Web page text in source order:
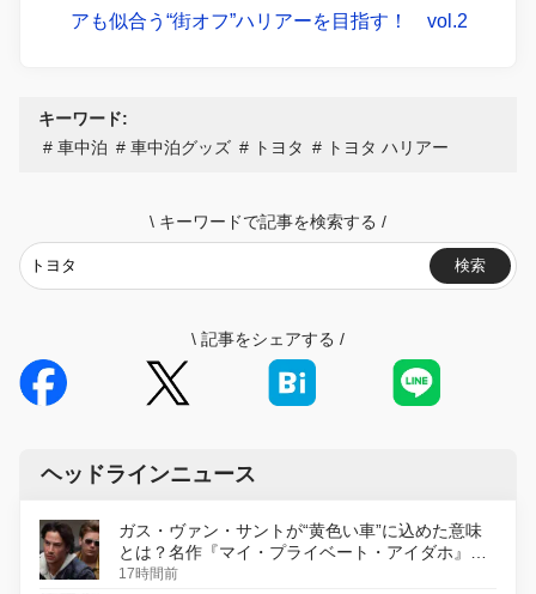
アも似合う“街オフ”ハリアーを目指す！ vol.2
キーワード:
車中泊
車中泊グッズ トヨタ トヨタ ハリアー
\ キーワードで記事を検索する /
検索
\ 記事をシェアする /
ヘッドラインニュース
ガス・ヴァン・サントが“黄色い車”に込めた意味
とは？名作『マイ・プライベート・アイダホ』が
初のデジタルリマスター版で復活
17時間前